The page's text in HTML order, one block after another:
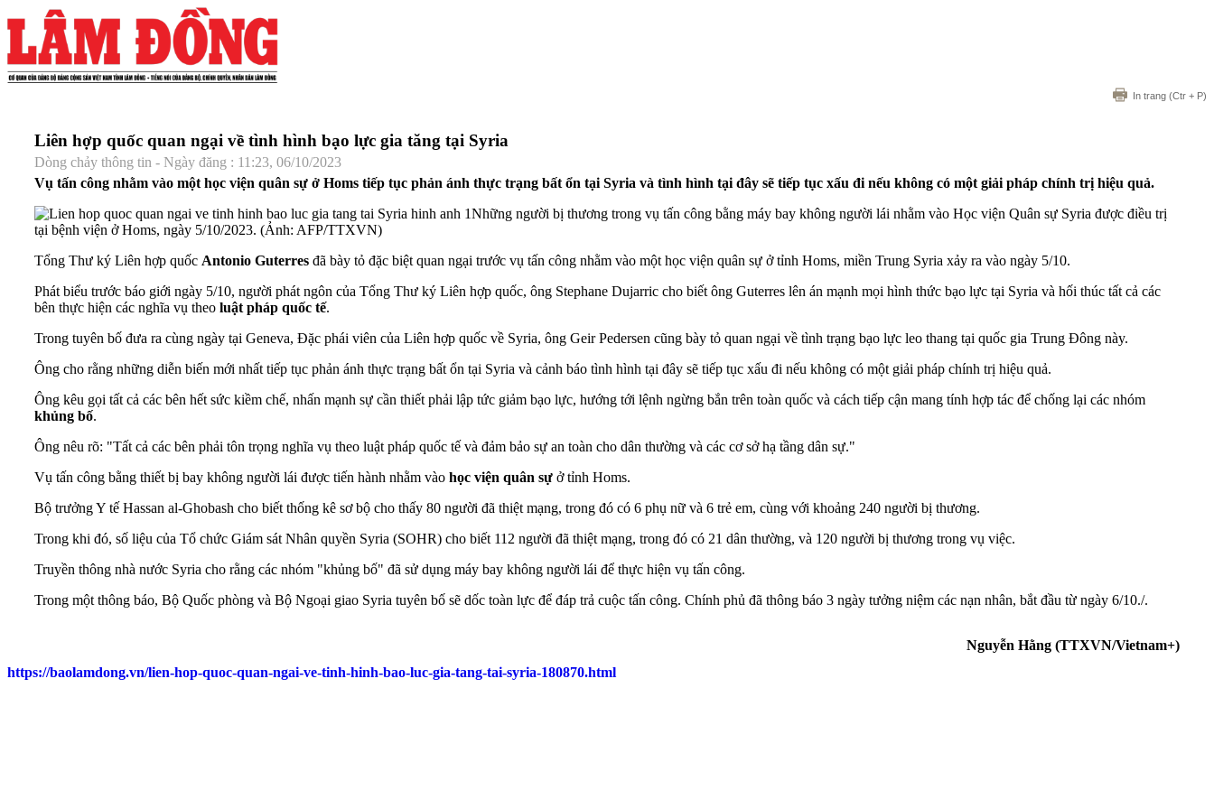
In trang (Ctr + P)
Liên hợp quốc quan ngại về tình hình bạo lực gia tăng tại Syria
Dòng chảy thông tin - Ngày đăng : 11:23, 06/10/2023
Vụ tấn công nhằm vào một học viện quân sự ở Homs tiếp tục phản ánh thực trạng bất ổn tại Syria và tình hình tại đây sẽ tiếp tục xấu đi nếu không có một giải pháp chính trị hiệu quả.
Những người bị thương trong vụ tấn công bằng máy bay không người lái nhằm vào Học viện Quân sự Syria được điều trị
tại bệnh viện ở Homs, ngày 5/10/2023. (Ảnh: AFP/TTXVN)
Tổng Thư ký Liên hợp quốc Antonio Guterres đã bày tỏ đặc biệt quan ngại trước vụ tấn công nhằm vào một học viện quân sự ở tỉnh Homs, miền Trung Syria xảy ra vào ngày 5/10.
Phát biểu trước báo giới ngày 5/10, người phát ngôn của Tổng Thư ký Liên hợp quốc, ông Stephane Dujarric cho biết ông Guterres lên án mạnh mọi hình thức bạo lực tại Syria và hối thúc tất cả các
bên thực hiện các nghĩa vụ theo luật pháp quốc tế.
Trong tuyên bố đưa ra cùng ngày tại Geneva, Đặc phái viên của Liên hợp quốc về Syria, ông Geir Pedersen cũng bày tỏ quan ngại về tình trạng bạo lực leo thang tại quốc gia Trung Đông này.
Ông cho rằng những diễn biến mới nhất tiếp tục phản ánh thực trạng bất ổn tại Syria và cảnh báo tình hình tại đây sẽ tiếp tục xấu đi nếu không có một giải pháp chính trị hiệu quả.
Ông kêu gọi tất cả các bên hết sức kiềm chế, nhấn mạnh sự cần thiết phải lập tức giảm bạo lực, hướng tới lệnh ngừng bắn trên toàn quốc và cách tiếp cận mang tính hợp tác để chống lại các nhóm
khủng bố.
Ông nêu rõ: "Tất cả các bên phải tôn trọng nghĩa vụ theo luật pháp quốc tế và đảm bảo sự an toàn cho dân thường và các cơ sở hạ tầng dân sự."
Vụ tấn công bằng thiết bị bay không người lái được tiến hành nhằm vào học viện quân sự ở tỉnh Homs.
Bộ trưởng Y tế Hassan al-Ghobash cho biết thống kê sơ bộ cho thấy 80 người đã thiệt mạng, trong đó có 6 phụ nữ và 6 trẻ em, cùng với khoảng 240 người bị thương.
Trong khi đó, số liệu của Tổ chức Giám sát Nhân quyền Syria (SOHR) cho biết 112 người đã thiệt mạng, trong đó có 21 dân thường, và 120 người bị thương trong vụ việc.
Truyền thông nhà nước Syria cho rằng các nhóm "khủng bố" đã sử dụng máy bay không người lái để thực hiện vụ tấn công.
Trong một thông báo, Bộ Quốc phòng và Bộ Ngoại giao Syria tuyên bố sẽ dốc toàn lực để đáp trả cuộc tấn công. Chính phủ đã thông báo 3 ngày tưởng niệm các nạn nhân, bắt đầu từ ngày 6/10./.
Nguyễn Hằng (TTXVN/Vietnam+)
https://baolamdong.vn/lien-hop-quoc-quan-ngai-ve-tinh-hinh-bao-luc-gia-tang-tai-syria-180870.html